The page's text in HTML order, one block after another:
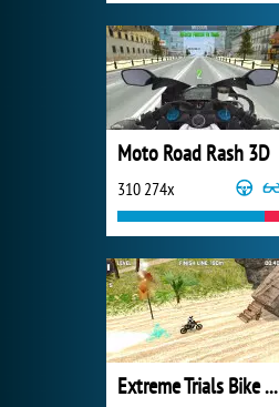
Moto Road Rash 3D
310 274x
Extreme Trials Bike 2019